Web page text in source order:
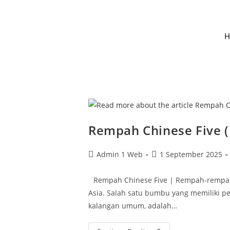
Rempah Chinese Five
Admin 1 Web 1 September 2025
Rempah Chinese Five | Rempah-
Asia. Salah satu bumbu yang memiliki
kalangan umum, adalah…